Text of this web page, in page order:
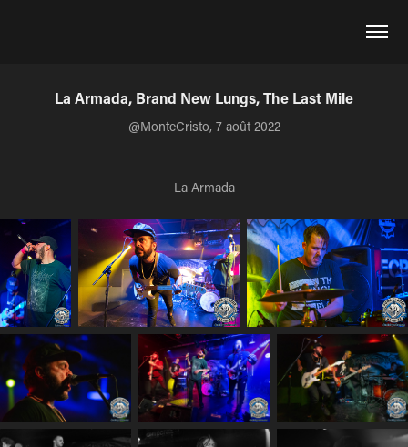
La Armada, Brand New Lungs, The Last Mile
@MonteCristo, 7 août 2022
La Armada